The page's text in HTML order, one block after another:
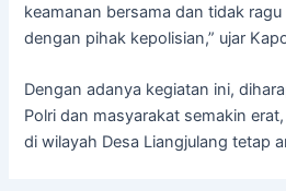
keamanan bersama dan tidak
dengan pihak kepolisian,” ujar
Dengan adanya kegiatan ini,
Polri dan masyarakat semakin
di wilayah Desa Liangjulang tetap